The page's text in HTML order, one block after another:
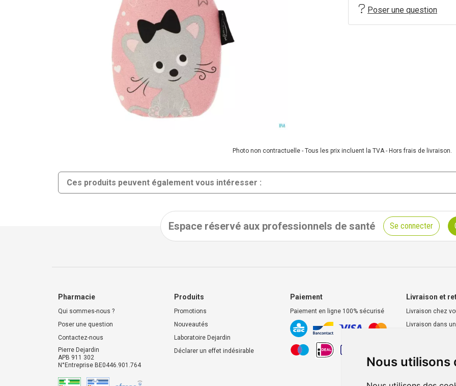
Nous utilisons
Poser une question
Photo non contractuelle - Tous les prix incluent la TVA - Hors frais de livraison.
Ces produits peuvent également vous intéresser :
Espace réservé aux professionnels de santé Se connecter
Pharmacie
Qui sommes-nous ?
Poser une question
Contactez-nous
Pierre Dejardin
APB 911 302
N°Entreprise BE0446.901.764
Produits
Promotions
Nouveautés
Laboratoire Dejardin
Déclarer un effet indésirable
Paiement
Paiement en ligne 100% sécurisé
Livraison et
Livraison chez
Livraison dans
Retrait en